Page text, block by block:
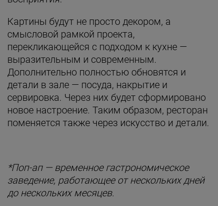
Картины будут не просто декором, а
смысловой рамкой проекта,
перекликающейся с подходом к кухне —
выразительным и современным.
Дополнительно полностью обновятся и
детали в зале — посуда, накрытие и
сервировка. Через них будет сформировано
новое настроение. Таким образом, ресторан
поменяется также через искусство и детали.
*Поп-ап — временное гастрономическое
заведение, работающее от нескольких дней
до нескольких месяцев.